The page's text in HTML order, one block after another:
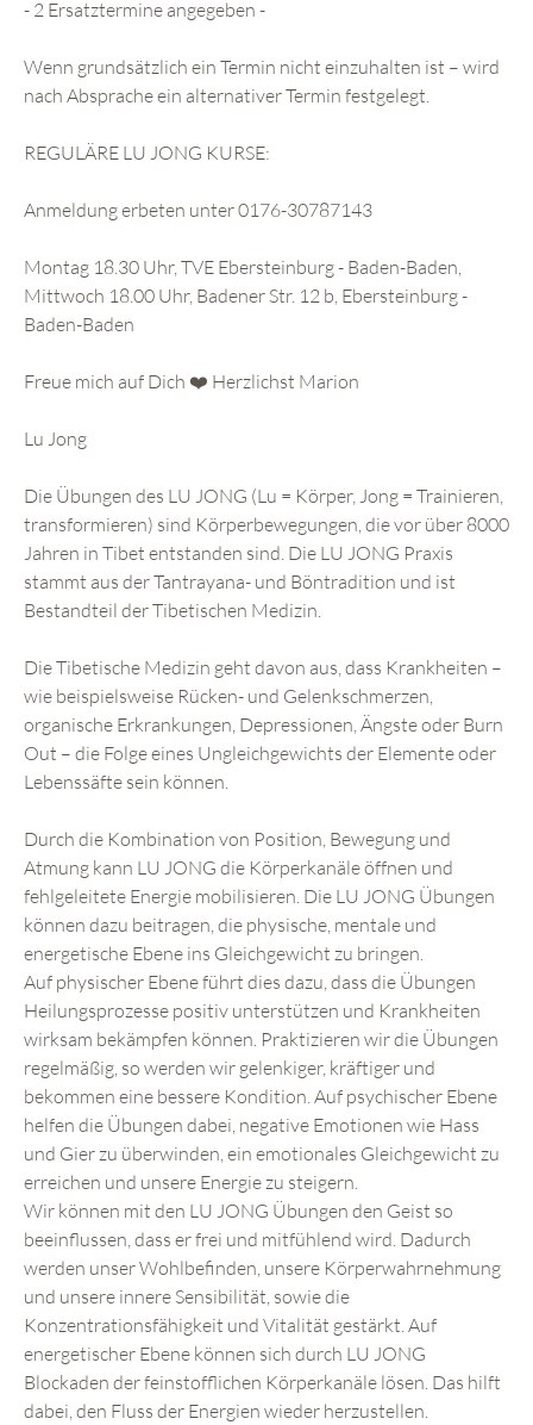
- 2 Ersatztermine angegeben -
Wenn grundsätzlich ein Termin nicht einzuhalten ist – wird
nach Absprache ein alternativer Termin festgelegt.
REGULÄRE LU JONG KURSE:
Anmeldung erbeten unter 0176-30787143
Montag 18.30 Uhr, TVE Ebersteinburg - Baden-Baden,
Mittwoch 18.00 Uhr, Badener Str. 12 b, Ebersteinburg -
Baden-Baden
Freue mich auf Dich ❤️ Herzlichst Marion
Lu Jong
Die Übungen des LU JONG (Lu = Körper, Jong = Trainieren,
transformieren) sind Körperbewegungen, die vor über 8000
Jahren in Tibet entstanden sind. Die LU JONG Praxis
stammt aus der Tantrayana- und Böntradition und ist
Bestandteil der Tibetischen Medizin.
Die Tibetische Medizin geht davon aus, dass Krankheiten –
wie beispielsweise Rücken- und Gelenkschmerzen,
organische Erkrankungen, Depressionen, Ängste oder Burn
Out – die Folge eines Ungleichgewichts der Elemente oder
Lebenssäfte sein können.
Durch die Kombination von Position, Bewegung und
Atmung kann LU JONG die Körperkanäle öffnen und
fehlgeleitete Energie mobilisieren. Die LU JONG Übungen
können dazu beitragen, die physische, mentale und
energetische Ebene ins Gleichgewicht zu bringen.
Auf physischer Ebene führt dies dazu, dass die Übungen
Heilungsprozesse positiv unterstützen und Krankheiten
wirksam bekämpfen können. Praktizieren wir die Übungen
regelmäßig, so werden wir gelenkiger, kräftiger und
bekommen eine bessere Kondition. Auf psychischer Ebene
helfen die Übungen dabei, negative Emotionen wie Hass
und Gier zu überwinden, ein emotionales Gleichgewicht zu
erreichen und unsere Energie zu steigern.
Wir können mit den LU JONG Übungen den Geist so
beeinflussen, dass er frei und mitfühlend wird. Dadurch
werden unser Wohlbefinden, unsere Körperwahrnehmung
und unsere innere Sensibilität, sowie die
Konzentrationsfähigkeit und Vitalität gestärkt. Auf
energetischer Ebene können sich durch LU JONG
Blockaden der feinstofflichen Körperkanäle lösen. Das hilft
dabei, den Fluss der Energien wieder herzustellen.